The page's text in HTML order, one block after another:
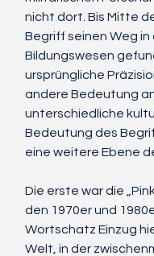
nicht dort. Bis Mitte
Begriff seinen Weg
Bildungswesen
ursprüngliche
andere Bedeutung
unterschiedliche
Bedeutung des
eine weitere Ebene
Die erste war die
den 1970er und
Wortschatz Einzug
Welt, in der